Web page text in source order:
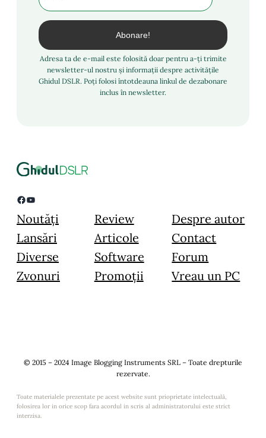
Adresa ta de e-mail este folosită doar pentru a-ți trimite
newsletter-ul nostru și informații despre activitățile
Ghidul DSLR. Poți folosi întotdeauna linkul de dezabonare
inclus în newsletter.
Facebook YouTube
Noutăți
Lansări
Diverse
Zvonuri
Review
Articole
Software
Promoții
Despre autor
Contact
Forum
Vreau un PC
© 2015 – 2024 Image Blogging Instruments SRL – Toate drepturile
rezervate.
Toate materialele prezentate pe acest website sunt prioprietate intelectuală,
folosirea lor in orice scop fara acordul in scris al administratorului este strict
interzisa.